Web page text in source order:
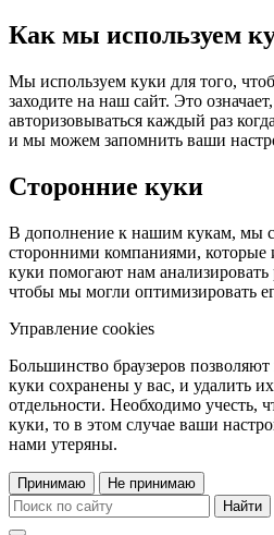
Как мы используем
Мы используем куки для того,
заходите на наш сайт. Это
авторизовываться каждый раз
и мы можем запомнить ваши
Сторонние куки
В дополнение к нашим кукам, мы
сторонними компаниями, которые
куки помогают нам анализировать
чтобы мы могли оптимизировать
Управление cookies
Большинство браузеров
куки сохранены у вас, и удалить
отдельности. Необходимо учесть,
куки, то в этом случае ваши
нами утеряны.
Принимаю
Не принимаю
Найти